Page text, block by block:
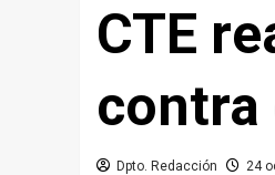
CTE
contra
Dpto. Redacción 24